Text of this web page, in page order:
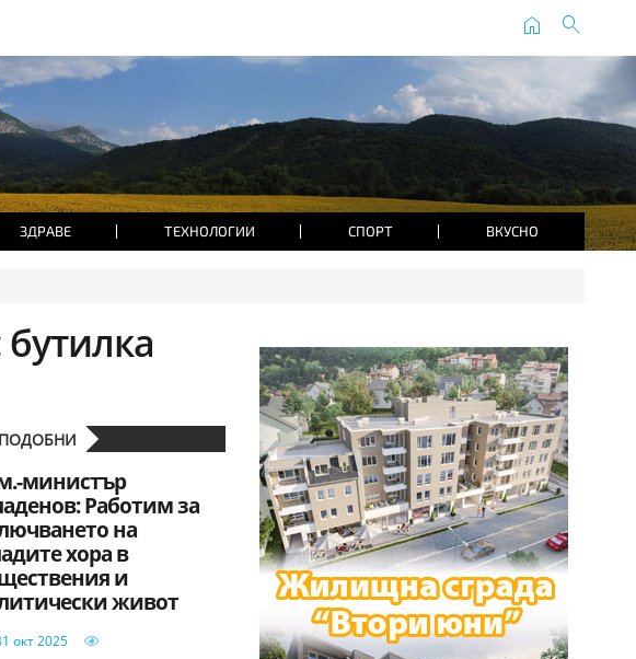
home search
ЗДРАВЕ ТЕХНОЛОГИИ СПОРТ ВКУСНО
ПОДОБНИ
министър
Работим за
на
хора в
и
живот
окт 2025